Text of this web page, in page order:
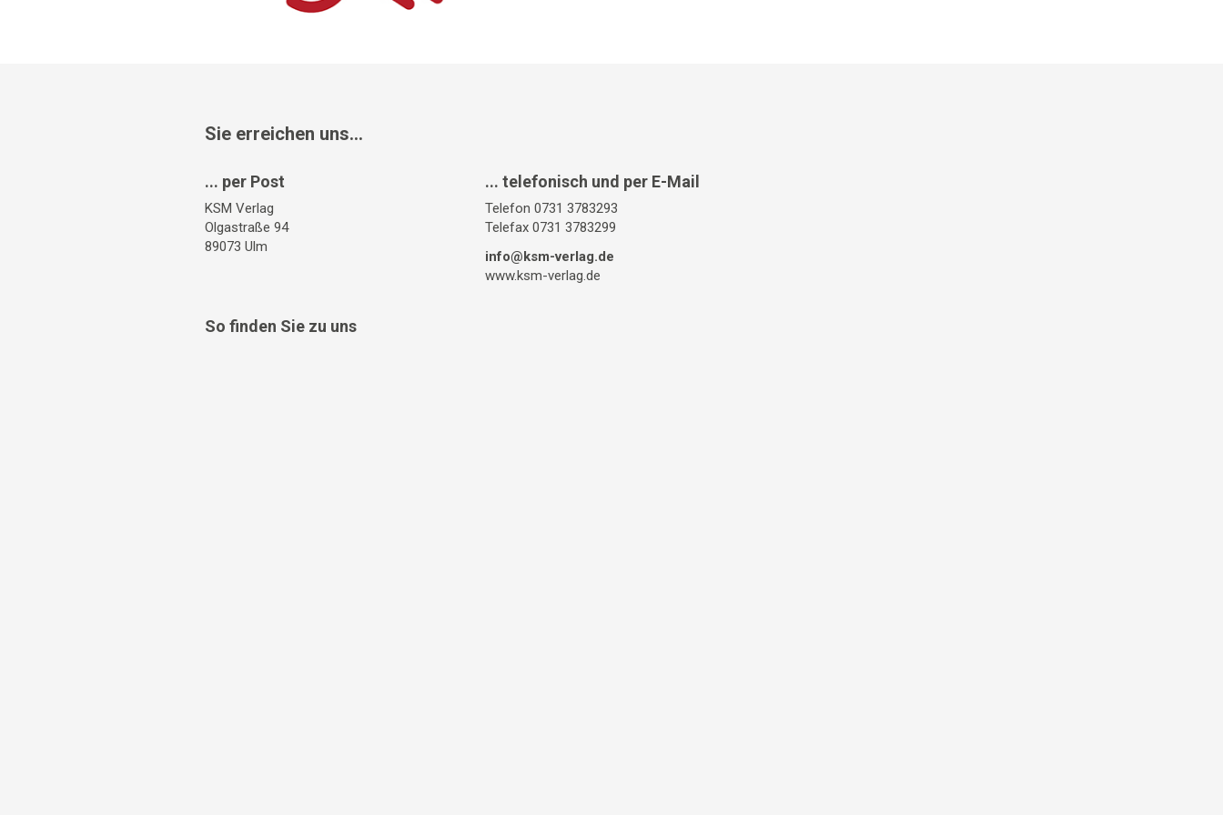
Sie erreichen uns...
... per Post
KSM Verlag
Olgastraße 94
89073 Ulm
... telefonisch und per E-Mail
Telefon 0731 3783293
Telefax 0731 3783299
info@ksm-verlag.de
www.ksm-verlag.de
So finden Sie zu uns